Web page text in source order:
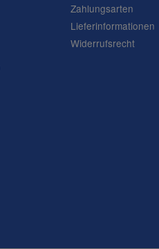
Zahlungsarten
Lieferinformationen
Widerrufsrecht